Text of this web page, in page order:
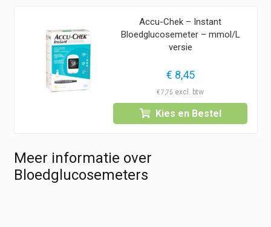
Accu-Chek – Instant
Bloedglucosemeter – mmol/L
versie
€ 8,45
€7,75
Kies en Bestel
Meer informatie over
Bloedglucosemeters